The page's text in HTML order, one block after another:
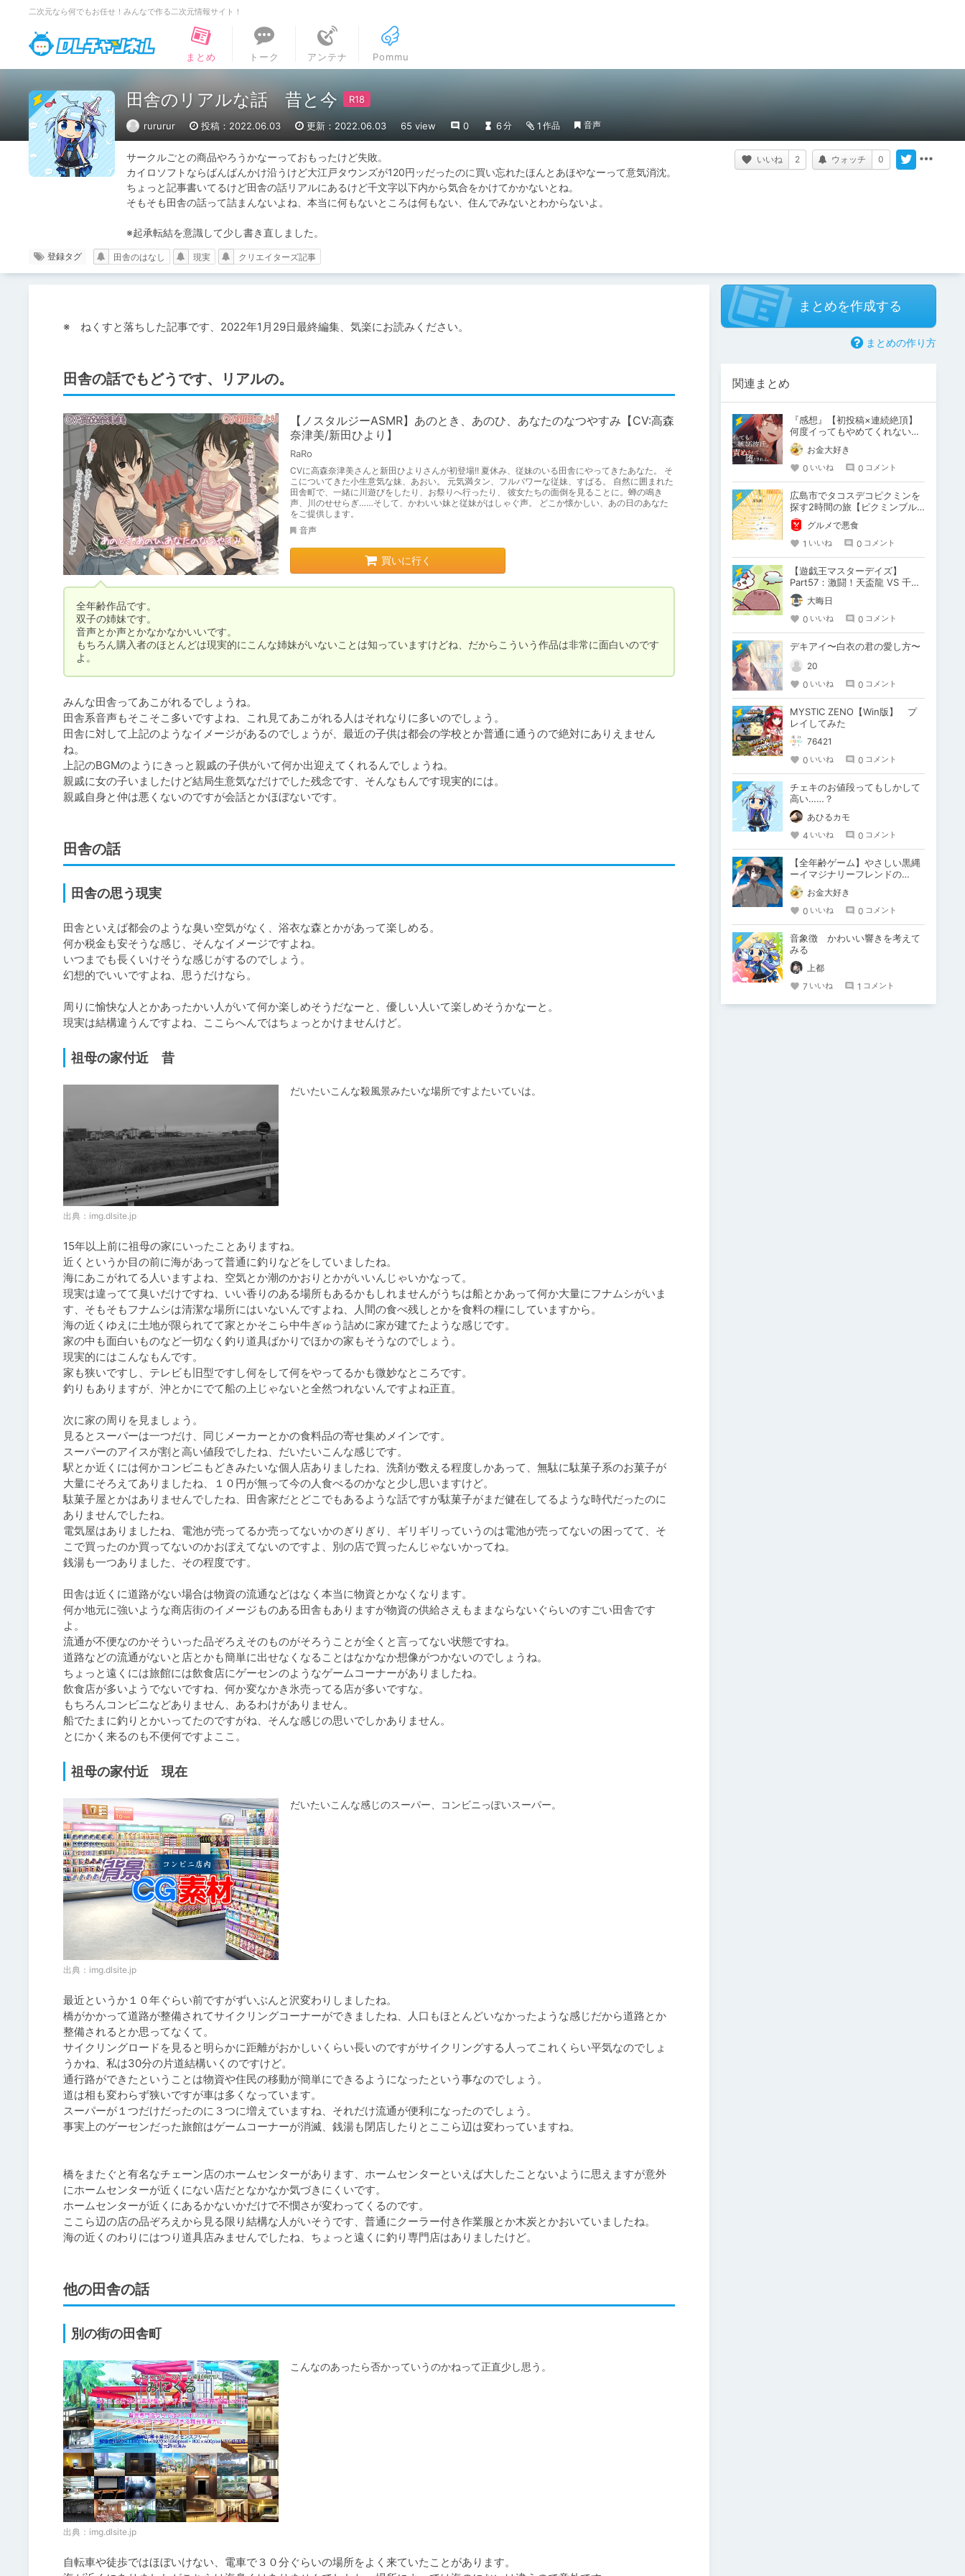
二次元なら何でもお任せ！みんなで作る二次元情報サイト！
DLチャンネル
まとめ
トーク アンテナ Pommu
田舎のリアルな話 昔と今
rururur 投稿：2022.06.03 更新：2022.06.03 65 view 0 6分 1 作品 音声
サークルごとの商品やろうかなーっておもったけど失敗。
カイロソフトならばんばんかけ沿うけど大江戸タウンズが120円ッだったのに買い忘れたほんとあほやなーって意気消沈。
ちょっと記事書いてるけど田舎の話リアルにあるけど千文字以下内から気合をかけてかかないとね。
そもそも田舎の話って詰まんないよね、本当に何もないところは何もない、住んでみないとわからないよ。
※起承転結を意識して少し書き直しました。
いいね 2 ウォッチ 0
登録タグ 田舎のはなし 現実 クリエイターズ記事
※　ねくすと落ちした記事です、2022年1月29日最終編集、気楽にお読みください。
田舎の話でもどうです、リアルの。
【ノスタルジーASMR】あのとき、あのひ、あなたのなつやすみ【CV:高森
奈津美/新田ひより】
RaRo
CVに高森奈津美さんと新田ひよりさんが初登場!! 夏休み、従妹のいる田舎にやってきたあなた。 そ
こについてきた小生意気な妹、あおい。 元気満タン、フルパワーな従妹、すばる。 自然に囲まれた
田舎町で、一緒に川遊びをしたり、お祭りへ行ったり、 彼女たちの面倒を見ることに。蝉の鳴き
声、川のせせらぎ……そして、かわいい妹と従妹がはしゃぐ声。 どこか懐かしい、あの日のあなた
をご提供します。
音声
買いに行く
全年齢作品です。
双子の姉妹です。
音声とか声とかなかなかいいです。
もちろん購入者のほとんどは現実的にこんな姉妹がいないことは知っていますけどね、だからこういう作品は非常に面白いのです
よ。
みんな田舎ってあこがれるでしょうね。
田舎系音声もそこそこ多いですよね、これ見てあこがれる人はそれなりに多いのでしょう。
田舎に対して上記のようなイメージがあるのでしょうが、最近の子供は都会の学校とか普通に通うので絶対にありえません
ね。
上記のBGMのようにきっと親戚の子供がいて何か出迎えてくれるんでしょうね。
親戚に女の子いましたけど結局生意気なだけでした残念です、そんなもんです現実的には。
田舎の話
田舎の思う現実
田舎といえば都会のような臭い空気がなく、浴衣な森とかがあって楽しめる。
何か税金も安そうな感じ、そんなイメージですよね。
いつまでも長くいけそうな感じがするのでしょう。
幻想的でいいですよね、思うだけなら。
周りに愉快な人とかあったかい人がいて何か楽しめそうだなーと、優しい人いて楽しめそうかなーと。
祖母の家付近 昔
出典： img.dlsite.jp
だいたいこんな殺風景みたいな場所ですよたいていは。
15年以上前に祖母の家にいったことありますね。
近くというか目の前に海があって普通に釣りなどをしていましたね。
海にあこがれてる人いますよね、空気とか潮のかおりとかがいいんじゃいかなって。
現実は違ってて臭いだけですね、いい香りのある場所もあるかもしれませんがうちは船とかあって何か大量にフナムシがいま
す、そもそもフナムシは清潔な場所にはいないんですよね、人間の食べ残しとかを食料の糧にしていますから。
海の近くゆえに土地が限られてて家とかそこら中牛ぎゅう詰めに家が建てたような感じです。
家の中も面白いものなど一切なく釣り道具ばかりでほかの家もそうなのでしょう。
現実的にはこんなもんです。
家も狭いですし、テレビも旧型ですし何をして何をやってるかも微妙なところです。
釣りもありますが、沖とかにでて船の上じゃないと全然つれないんですよね正直。
次に家の周りを見ましょう。
見るとスーパーは一つだけ、同じメーカーとかの食料品の寄せ集めメインです。
スーパーのアイスが割と高い値段でしたね、だいたいこんな感じです。
駅とか近くには何かコンビニもどきみたいな個人店ありましたね、洗剤が数える程度しかあって、無駄に駄菓子系のお菓子が
大量にそろえてありましたね、１０円が無って今の人食べるのかなと少し思いますけど。
駄菓子屋とかはありませんでしたね、田舎家だとどこでもあるような話ですが駄菓子がまだ健在してるような時代だったのに
ありませんでしたね。
電気屋はありましたね、電池が売ってるか売ってないかのぎりぎり、ギリギリっていうのは電池が売ってないの困ってて、そ
こで買ったのか買ってないのかおぼえてないのですよ、別の店で買ったんじゃないかってね。
銭湯も一つありました、その程度です。
田舎は近くに道路がない場合は物資の流通などはなく本当に物資とかなくなります。
何か地元に強いような商店街のイメージものある田舎もありますが物資の供給さえもままならないぐらいのすごい田舎です
よ。
流通が不便なのかそういった品ぞろえそのものがそろうことが全くと言ってない状態ですね。
道路などの流通がないと店とかも簡単に出せなくなることはなかなか想像がつかないのでしょうね。
ちょっと遠くには旅館には飲食店にゲーセンのようなゲームコーナーがありましたね。
飲食店が多いようでないですね、何か変なかき氷売ってる店が多いですな。
もちろんコンビニなどありません、あるわけがありません。
船でたまに釣りとかいってたのですがね、そんな感じの思いでしかありません。
祖母の家付近 現在
出典： img.dlsite.jp
だいたいこんな感じのスーパー、コンビニっぽいスーパー。
最近というか１０年ぐらい前ですがずいぶんと沢変わりしましたね。
橋がかかって道路が整備されてサイクリングコーナーができましたね、人口もほとんどいなかったような感じだから道路とか
整備されるとか思ってなくて。
サイクリングロードを見ると明らかに距離がおかしいくらい長いのですがサイクリングする人ってこれくらい平気なのでしょ
うかね、私は30分の片道結構いくのですけど。
通行路ができたということは物資や住民の移動が簡単にできるようになったという事なのでしょう。
道は相も変わらず狭いですが車は多くなっています。
スーパーが１つだけだったのに３つに増えていますね、それだけ流通が便利になったのでしょう。
事実上のゲーセンだった旅館はゲームコーナーが消滅、銭湯も閉店したりとここら辺は変わっていますね。
橋をまたぐと有名なチェーン店のホームセンターがあります、ホームセンターといえば大したことないように思えますが意外
にホームセンターが近くにない店だとなかなか気づきにくいです。
ホームセンターが近くにあるかないかだけで不憫さが変わってくるのです。
ここら辺の店の品ぞろえから見る限り結構な人がいそうです、普通にクーラー付き作業服とか木炭とかおいていましたね。
海の近くのわりにはつり道具店みませんでしたね、ちょっと遠くに釣り専門店はありましたけど。
他の田舎の話
別の街の田舎町
出典： img.dlsite.jp
こんなのあったら否かっていうのかねって正直少し思う。
自転車や徒歩ではほぼいけない、電車で３０分ぐらいの場所をよく来ていたことがあります。
まとめを作成する
まとめの作り方
関連まとめ
『感想』【初投稿×連続絶頂】
何度イってもやめてくれない嫉
妬彼氏に激責めされて堕とされ
る。お金大好き
0 いいね 0 コメント
広島市でタコスデコピクミンを
探す2時間の旅【ピクミンブル
ーム / Pikmin Bloom】
グルメで悪食
1 いいね 0 コメント
【遊戯王マスターデイズ】
Part57：激闘！天盃龍 VS 千年
D【架空デュエル】
大晦日
0 いいね 0 コメント
デキアイ〜白衣の君の愛し方〜
20
0 いいね 0 コメント
MYSTIC ZENO【Win版】 プ
レイしてみた
76421
0 いいね 0 コメント
チェキのお値段ってもしかして
高い……？
あひるカモ
4 いいね 0 コメント
【全年齢ゲーム】やさしい黒縄
ーイマジナリーフレンドの
「彼」と過ごすおぼんやすみー
お金大好き
0 いいね 0 コメント
音象徴 かわいい響きを考えて
みる
上都
7 いいね 1 コメント